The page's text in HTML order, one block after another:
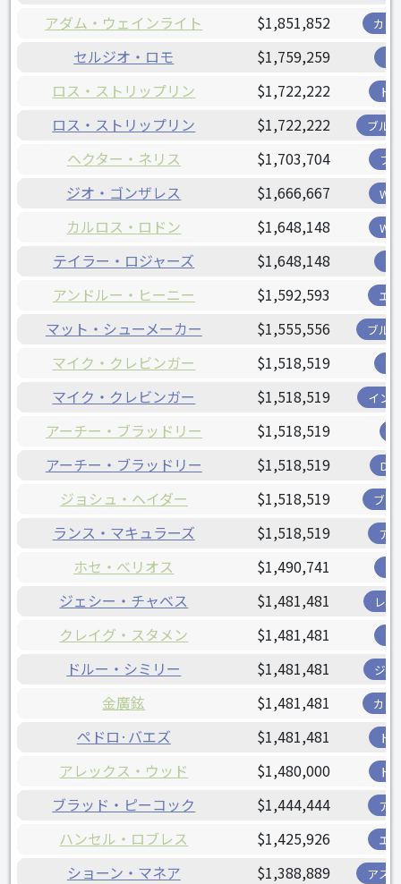
アダム・ウェインライト $1,851,852 カー
セルジオ・ロモ $1,759,259
ロス・ストリップリン $1,722,222 ド
ロス・ストリップリン $1,722,222 ブル
ヘクター・ネリス $1,703,704 フ
ジオ・ゴンザレス $1,666,667 W
カルロス・ロドン $1,648,148 W
テイラー・ロジャーズ $1,648,148
アンドルー・ヒーニー $1,592,593 エ
マット・シューメーカー $1,555,556 ブル
マイク・クレビンガー $1,518,519
マイク・クレビンガー $1,518,519 イン
アーチー・ブラッドリー $1,518,519
アーチー・ブラッドリー $1,518,519 D
ジョシュ・ヘイダー $1,518,519 ブリ
ランス・マキュラーズ $1,518,519 ア
ホセ・べリオス $1,490,741
ジェシー・チャベス $1,481,481 レ
クレイグ・スタメン $1,481,481
ドルー・シミリー $1,481,481 ジャ
金廣鉉 $1,481,481 カー
ペドロ·バエズ $1,481,481 ド
アレックス・ウッド $1,480,000 ド
ブラッド・ピーコック $1,444,444 ア
ハンセル・ロブレス $1,425,926 エ
ショーン・マネア $1,388,889 アス